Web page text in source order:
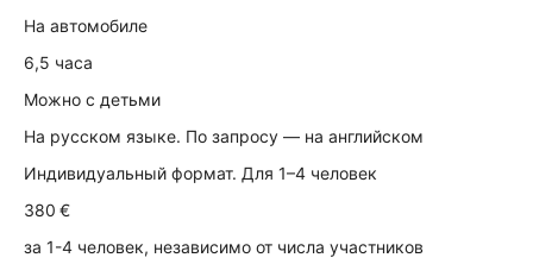
На автомобиле
6,5 часа
Можно с детьми
На русском языке. По запросу — на английском
Индивидуальный формат. Для 1–4 человек
380 €
за 1-4 человек, независимо от числа участников